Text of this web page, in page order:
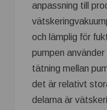
anpassning till
och lämplig för
pumpen
tätning mellan
det är relativt
delarna är